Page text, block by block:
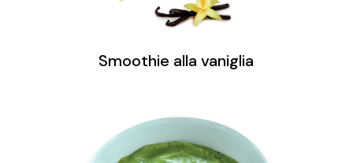
Smoothie alla vaniglia